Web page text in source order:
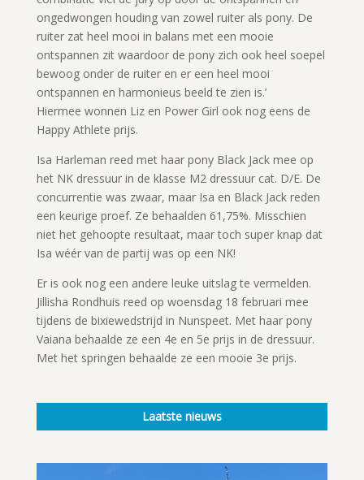
ongedwongen houding van zowel ruiter als pony. De
ruiter zat heel mooi in balans met een mooie
ontspannen zit waardoor de pony zich ook heel soepel
bewoog onder de ruiter en er een heel mooi
ontspannen en harmonieus beeld te zien is.’
Hiermee wonnen Liz en Power Girl ook nog eens de
Happy Athlete prijs.
Isa Harleman reed met haar pony Black Jack mee op
het NK dressuur in de klasse M2 dressuur cat. D/E. De
concurrentie was zwaar, maar Isa en Black Jack reden
een keurige proef. Ze behaalden 61,75%. Misschien
niet het gehoopte resultaat, maar toch super knap dat
Isa wéér van de partij was op een NK!
Er is ook nog een andere leuke uitslag te vermelden.
Jillisha Rondhuis reed op woensdag 18 februari mee
tijdens de bixiewedstrijd in Nunspeet. Met haar pony
Vaiana behaalde ze een 4e en 5e prijs in de dressuur.
Met het springen behaalde ze een mooie 3e prijs.
Laatste nieuws